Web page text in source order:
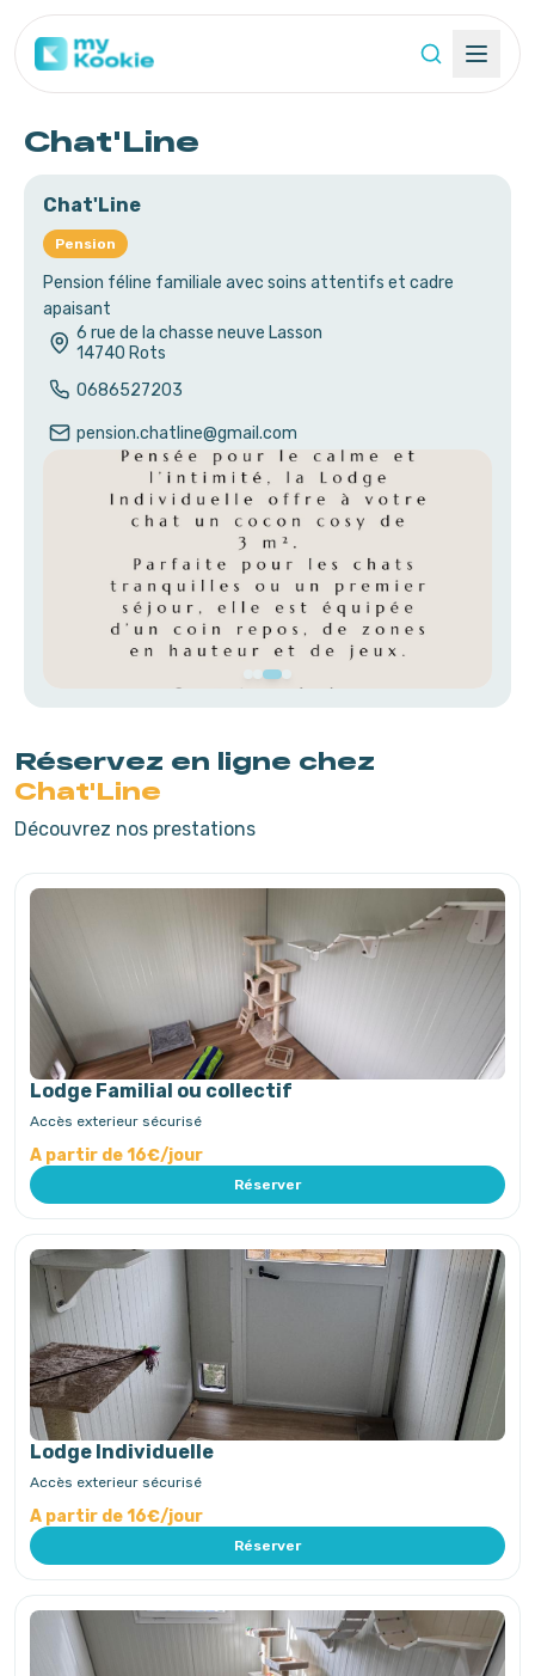
Chat'Line
Chat'Line
Pension
Pension féline familiale avec soins attentifs et cadre
apaisant
6 rue de la chasse neuve Lasson
14740 Rots
0686527203
pension.chatline@gmail.com
Réservez en ligne chez
Chat'Line
Découvrez nos prestations
Lodge Familial ou collectif
Accès exterieur sécurisé
A partir de 16€/jour
Réserver
Lodge Individuelle
Accès exterieur sécurisé
A partir de 16€/jour
Réserver